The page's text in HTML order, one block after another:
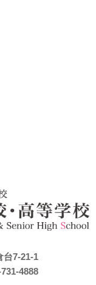
台7-21-1
4888